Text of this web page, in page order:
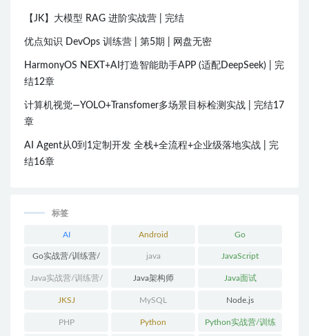
【JK】大模型 RAG 进阶实战营 | 完结
优点知识 DevOps 训练营 | 第5期 | 网盘无密
HarmonyOS NEXT+AI打造智能助手APP (适配DeepSeek) | 完
结12章
计算机视觉—YOLO+Transfomer多场景目标检测实战 | 完结17
章
AI Agent从0到1定制开发 全栈+全流程+企业级落地实战 | 完
结16章
标签
AI Android Go
Go实战营/训练营/
体系课
java JavaScript
Java实战营/训练营/
体系课
Java架构师 Java面试
JKSJ MySQL Node.js
PHP Python Python实战营/训练